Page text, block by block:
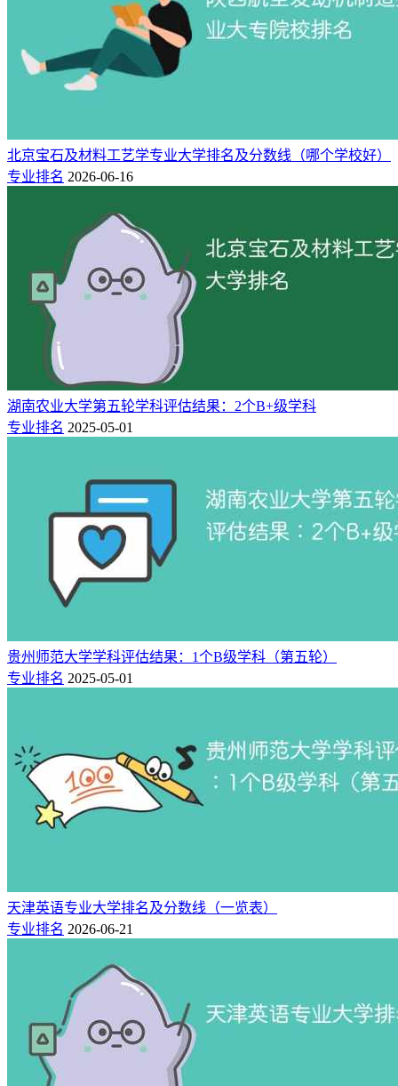
北京宝石及材料工艺学专业大学排名及分数线（哪个学校好）
专业排名 2026-06-16
湖南农业大学第五轮学科评估结果：2个B+级学科
专业排名 2025-05-01
贵州师范大学学科评估结果：1个B级学科（第五轮）
专业排名 2025-05-01
天津英语专业大学排名及分数线（一览表）
专业排名 2026-06-21